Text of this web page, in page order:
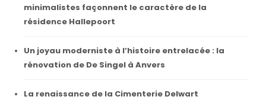
minimalistes façonnent le caractère de la
résidence Hallepoort
Un joyau moderniste à l’histoire entrelacée : la
rénovation de De Singel à Anvers
La renaissance de la Cimenterie Delwart